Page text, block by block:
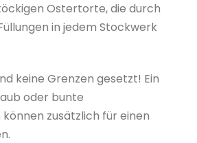
Ostertorte, die durch
in jedem Stockwerk
keine Grenzen gesetzt! Ein
oder bunte
zusätzlich für einen